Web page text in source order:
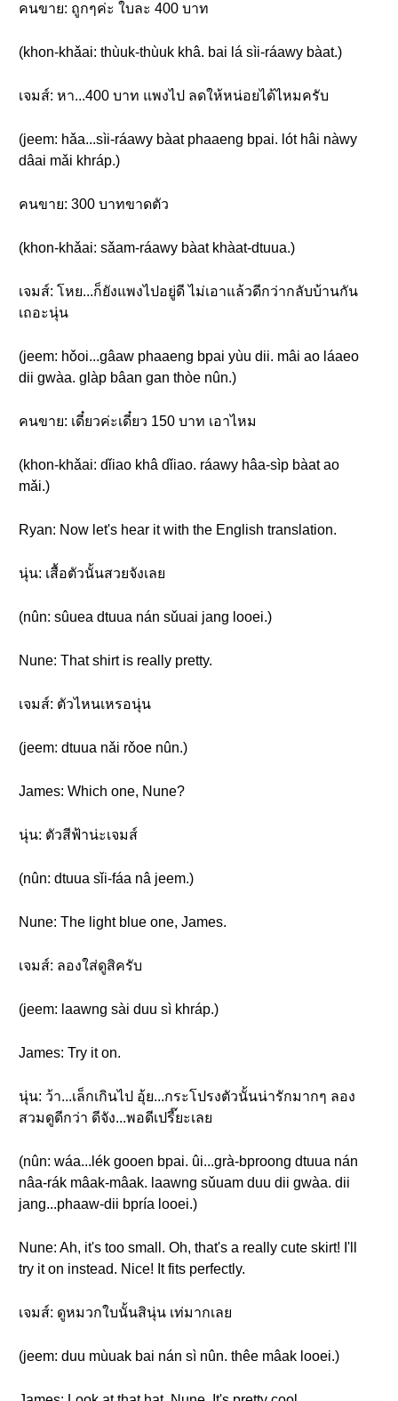
คนขาย: ถูกๆค่ะ ใบละ 400 บาท
(khon-khǎai: thùuk-thùuk khâ. bai lá sìi-ráawy bàat.)
เจมส์: หา...400 บาท แพงไป ลดให้หน่อยได้ไหมครับ
(jeem: hǎa...sìi-ráawy bàat phaaeng bpai. lót hâi nàwy
dâai mǎi khráp.)
คนขาย: 300 บาทขาดตัว
(khon-khǎai: sǎam-ráawy bàat khàat-dtuua.)
เจมส์: โหย...ก็ยังแพงไปอยู่ดี ไม่เอาแล้วดีกว่ากลับบ้านกัน
เถอะนุ่น
(jeem: hǒoi...gâaw phaaeng bpai yùu dii. mâi ao láaeo
dii gwàa. glàp bâan gan thòe nûn.)
คนขาย: เดี๋ยวค่ะเดี๋ยว 150 บาท เอาไหม
(khon-khǎai: dǐiao khâ dǐiao. ráawy hâa-sìp bàat ao
mǎi.)
Ryan: Now let's hear it with the English translation.
นุ่น: เสื้อตัวนั้นสวยจังเลย
(nûn: sûuea dtuua nán sǔuai jang looei.)
Nune: That shirt is really pretty.
เจมส์: ตัวไหนเหรอนุ่น
(jeem: dtuua nǎi rǒoe nûn.)
James: Which one, Nune?
นุ่น: ตัวสีฟ้าน่ะเจมส์
(nûn: dtuua sǐi-fáa nâ jeem.)
Nune: The light blue one, James.
เจมส์: ลองใส่ดูสิครับ
(jeem: laawng sài duu sì khráp.)
James: Try it on.
นุ่น: ว้า...เล็กเกินไป อุ้ย...กระโปรงตัวนั้นน่ารักมากๆ ลอง
สวมดูดีกว่า ดีจัง...พอดีเปรี๊ยะเลย
(nûn: wáa...lék gooen bpai. ûi...grà-bproong dtuua nán
nâa-rák mâak-mâak. laawng sǔuam duu dii gwàa. dii
jang...phaaw-dii bpría looei.)
Nune: Ah, it's too small. Oh, that's a really cute skirt! I'll
try it on instead. Nice! It fits perfectly.
เจมส์: ดูหมวกใบนั้นสินุ่น เท่มากเลย
(jeem: duu mùuak bai nán sì nûn. thêe mâak looei.)